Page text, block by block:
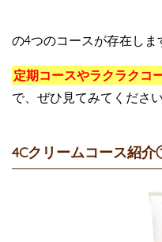
の4つのコースが存在しま
定期コースやラクラクコ
で、ぜひ見てみてくださ
4Cクリームコース紹